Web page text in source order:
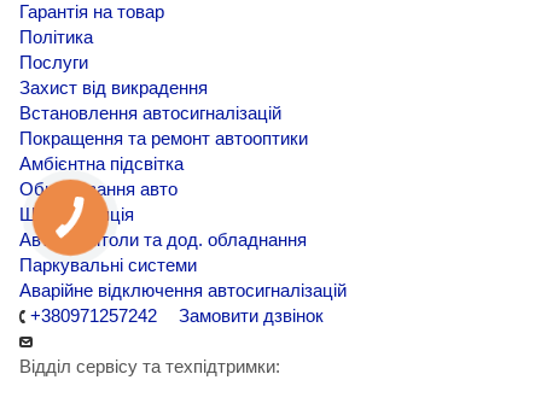
Гарантія на товар
Політика
Послуги
Захист від викрадення
Встановлення автосигналізацій
Покращення та ремонт автооптики
Амбієнтна підсвітка
Обклеювання авто
Шумоізоляція
Автомагнітоли та дод. обладнання
Паркувальні системи
Аварійне відключення автосигналізацій
+380971257242
Замовити дзвінок
Відділ сервісу та техпідтримки: